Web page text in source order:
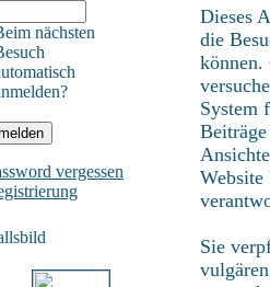
nächsten
vergessen
Dieses
die
können.
System
Sie